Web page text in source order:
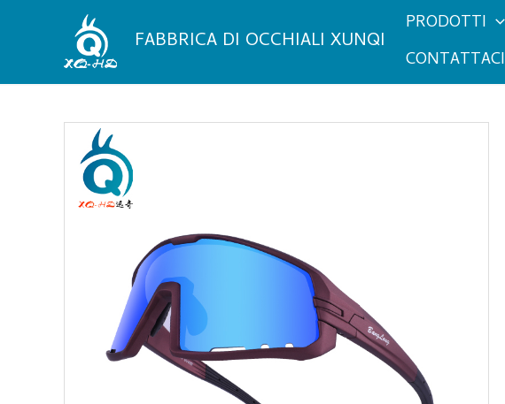
contenuto FABBRICA DI OCCHIALI XUNQI
PRODOTTI
CONTATTACI